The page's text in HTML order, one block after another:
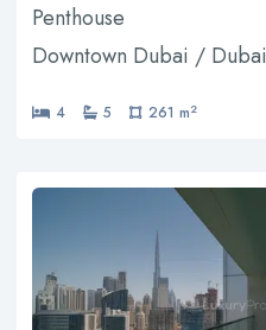
Penthouse
Downtown Dubai / Dubai
4 5 261 m2